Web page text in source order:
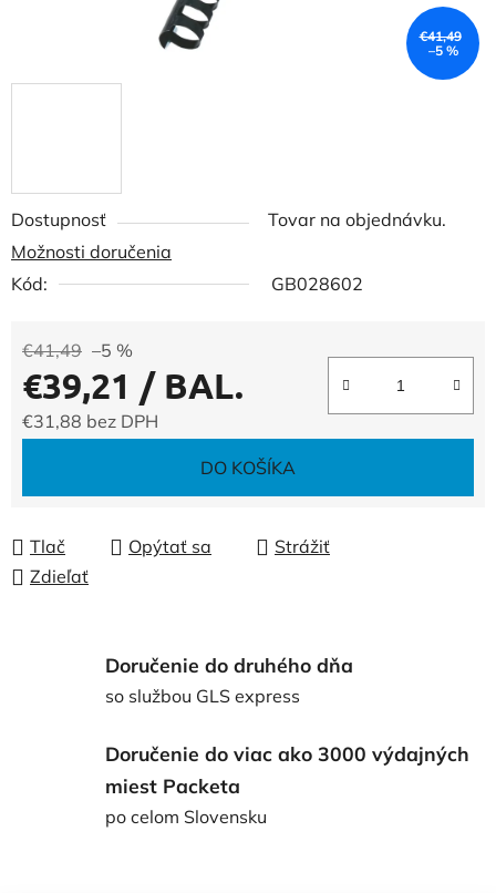
Dostupnosť
Tovar na objednávku.
Možnosti doručenia
Kód:
GB028602
€41,49 –5 %
€39,21 / BAL.
€31,88 bez DPH
DO KOŠÍKA
Tlač Opýtať sa
Strážiť
Zdieľať
€41,49
–5 %
Doručenie do druhého dňa
so službou GLS express
Doručenie do viac ako 3000 výdajných
miest Packeta
po celom Slovensku